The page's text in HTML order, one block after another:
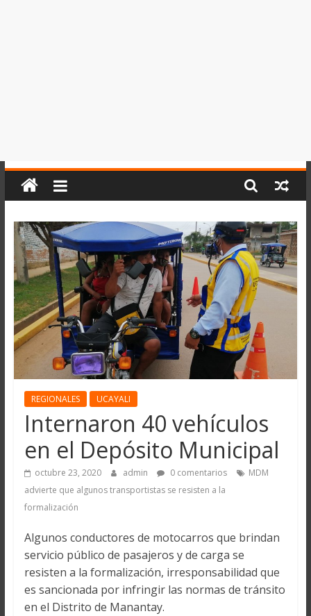
REGIONALES UCAYALI
Internaron 40 vehículos
en el Depósito Municipal
octubre 23, 2020 admin 0 comentarios
MDM
advierte que algunos transportistas se resisten a la
formalización
Algunos conductores de motocarros que brindan
servicio público de pasajeros y de carga se
resisten a la formalización, irresponsabilidad que
es sancionada por infringir las normas de tránsito
en el Distrito de Manantay.